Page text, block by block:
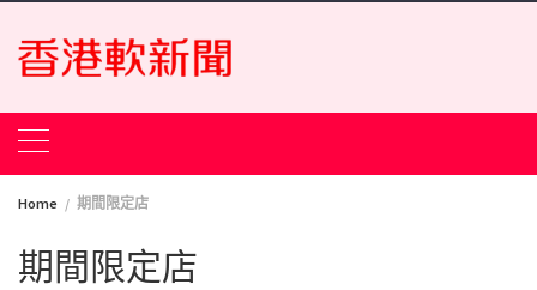
Skip
content
Home 期間限定店
期間限定店